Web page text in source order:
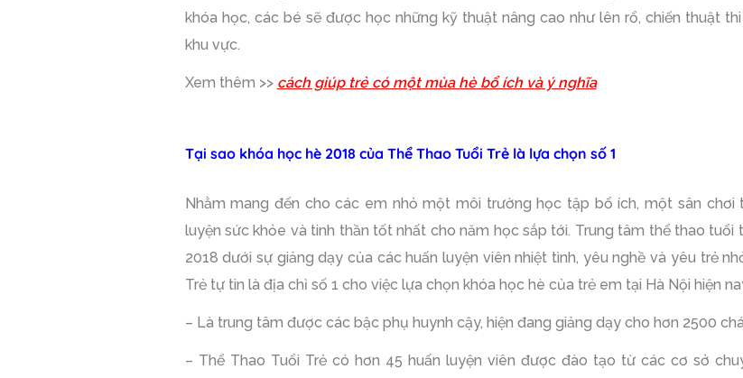
khóa học, các bé sẽ được học những kỹ thuật nâng cao như lên rổ, chiến thuật
khu vực.
Xem thêm >> cách giúp trẻ có một mùa hè bổ ích và ý nghĩa
Tại sao khóa học hè 2018 của Thể Thao Tuổi Trẻ là lựa chọn số 1
Nhằm mang đến cho các em nhỏ một môi trường học tập bổ ích, một sân
luyện sức khỏe và tinh thần tốt nhất cho năm học sắp tới. Trung tâm thể thao tuổi
2018 dưới sự giảng dạy của các huấn luyện viên nhiệt tình, yêu nghề và yêu trẻ
Trẻ tự tin là địa chỉ số 1 cho việc lựa chọn khóa học hè của trẻ em tại Hà Nội hiện
– Là trung tâm được các bậc phụ huynh cậy, hiện đang giảng dạy cho hơn 2500
– Thể Thao Tuổi Trẻ có hơn 45 huấn luyện viên được đào tạo từ các cơ sở